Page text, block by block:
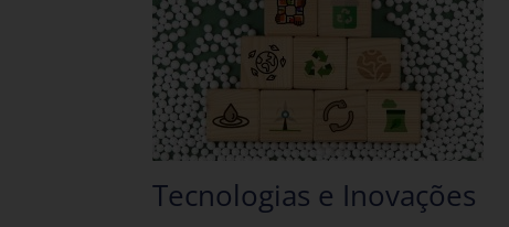
Tecnologias e Inovações